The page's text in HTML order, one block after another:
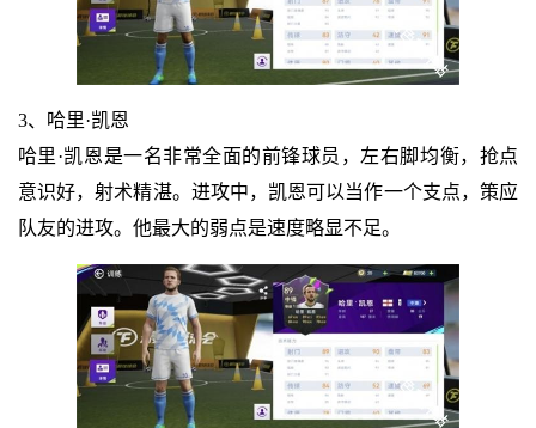
3、哈里·凯恩
哈里·凯恩是一名非常全面的前锋球员，左右脚均衡，抢点
意识好，射术精湛。进攻中，凯恩可以当作一个支点，策应
队友的进攻。他最大的弱点是速度略显不足。